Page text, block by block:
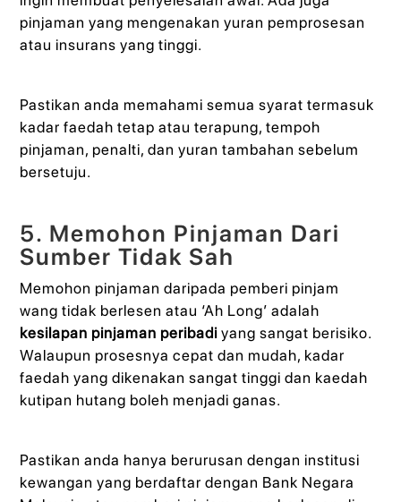
pinjaman yang mengenakan yuran pemprosesan
atau insurans yang tinggi.
Pastikan anda memahami semua syarat termasuk
kadar faedah tetap atau terapung, tempoh
pinjaman, penalti, dan yuran tambahan sebelum
bersetuju.
5. Memohon Pinjaman Dari
Sumber Tidak Sah
Memohon pinjaman daripada pemberi pinjam
wang tidak berlesen atau ‘Ah Long’ adalah
kesilapan pinjaman peribadi yang sangat berisiko.
Walaupun prosesnya cepat dan mudah, kadar
faedah yang dikenakan sangat tinggi dan kaedah
kutipan hutang boleh menjadi ganas.
Pastikan anda hanya berurusan dengan institusi
kewangan yang berdaftar dengan Bank Negara